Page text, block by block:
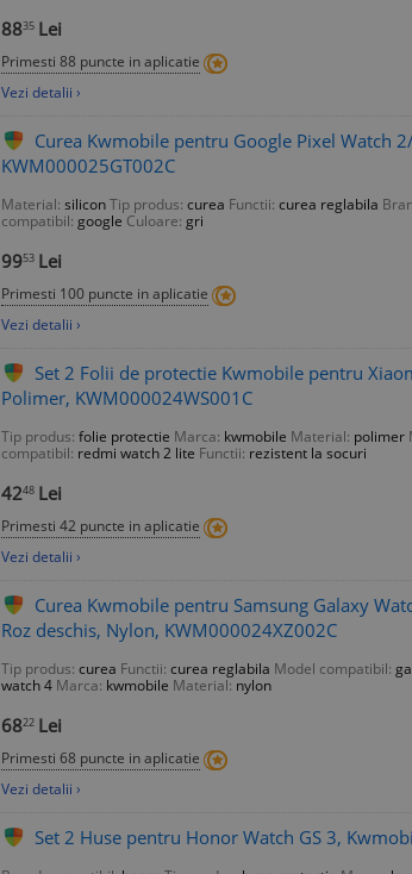
8835 Lei
Primesti 88 puncte in aplicatie
Vezi detalii ›
Curea Kwmobile pentru Google Pixel Watch
KWM000025GT002C
Material: siliconTip produs: curea Functii: curea reglabila
compatibil: google Culoare: gri
9953 Lei
Primesti 100 puncte in aplicatie
Vezi detalii ›
Set 2 Folii de protectie Kwmobile pentru
Polimer, KWM000024WS001C
Tip produs: folie protectie Marca: kwmobile Material: polimer
compatibil: redmi watch 2 lite Functii: rezistent la socuri
4248 Lei
Primesti 42 puncte in aplicatie
Vezi detalii ›
Curea Kwmobile pentru Samsung Galaxy
Roz deschis, Nylon, KWM000024XZ002C
Tip produs: curea Functii: curea reglabila Model compatibil:
watch 4 Marca: kwmobile Material: nylon
6822 Lei
Primesti 68 puncte in aplicatie
Vezi detalii ›
Set 2 Huse pentru Honor Watch GS 3,